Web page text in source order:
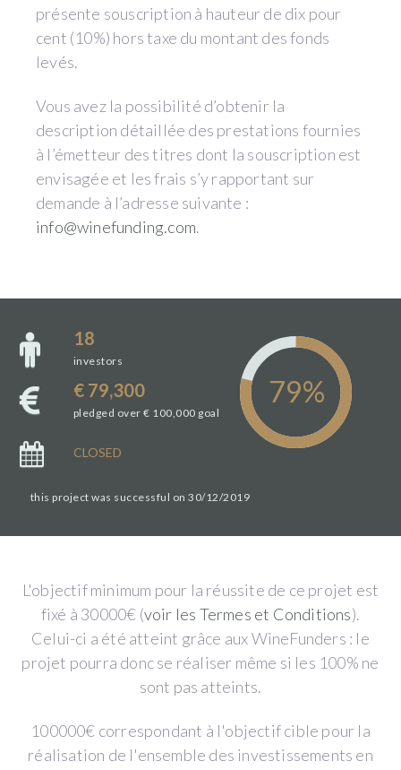
présente souscription à hauteur de dix pour
cent (10%) hors taxe du montant des fonds
levés.
Vous avez la possibilité d’obtenir la
description détaillée des prestations fournies
à l’émetteur des titres dont la souscription est
envisagée et les frais s’y rapportant sur
demande à l’adresse suivante :
info@winefunding.com.
18
investors
€ 79,300
pledged over € 100,000 goal
CLOSED
this project was successful on 30/12/2019
L'objectif minimum pour la réussite de ce projet est
fixé à 30000€ (voir les Termes et Conditions).
Celui-ci a été atteint grâce aux WineFunders : le
projet pourra donc se réaliser même si les 100% ne
sont pas atteints.
100000€ correspondant à l'objectif cible pour la
réalisation de l'ensemble des investissements en